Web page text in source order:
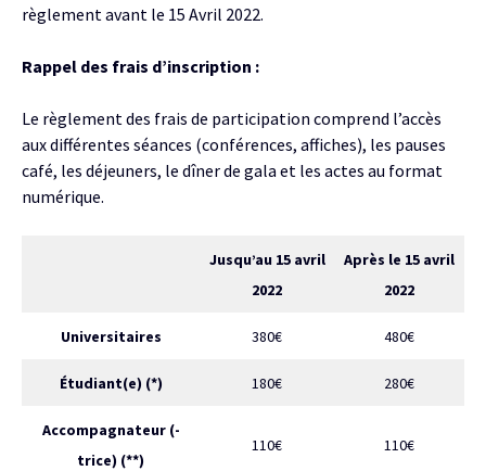
règlement avant le 15 Avril 2022.
Rappel des frais d’inscription :
Le règlement des frais de participation comprend l’accès
aux différentes séances (conférences, affiches), les pauses
café, les déjeuners, le dîner de gala et les actes au format
numérique.
Jusqu’au 15 avril
2022
Après le 15 avril
2022
Universitaires 380€ 480€
Étudiant(e) (*) 180€ 280€
Accompagnateur (-
trice) (**)
110€ 110€